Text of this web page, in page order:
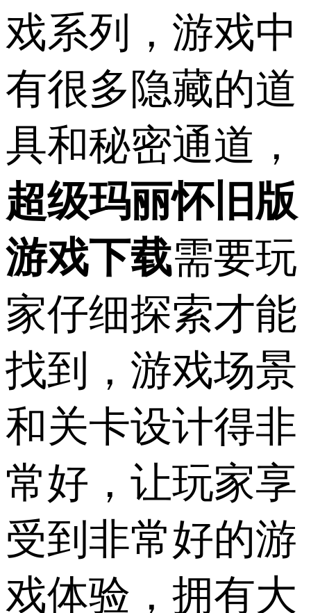
戏系列，游戏中
有很多隐藏的道
具和秘密通道，
超级玛丽怀旧版
游戏下载需要玩
家仔细探索才能
找到，游戏场景
和关卡设计得非
常好，让玩家享
受到非常好的游
戏体验，拥有大